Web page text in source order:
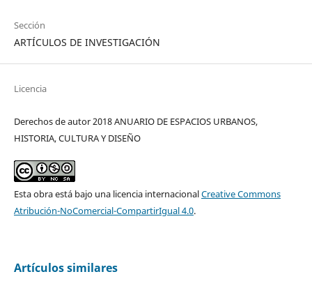
Sección
ARTÍCULOS DE INVESTIGACIÓN
Licencia
Derechos de autor 2018 ANUARIO DE ESPACIOS URBANOS,
HISTORIA, CULTURA Y DISEÑO
Esta obra está bajo una licencia internacionalCreative Commons
Atribución-NoComercial-CompartirIgual 4.0.
Artículos similares